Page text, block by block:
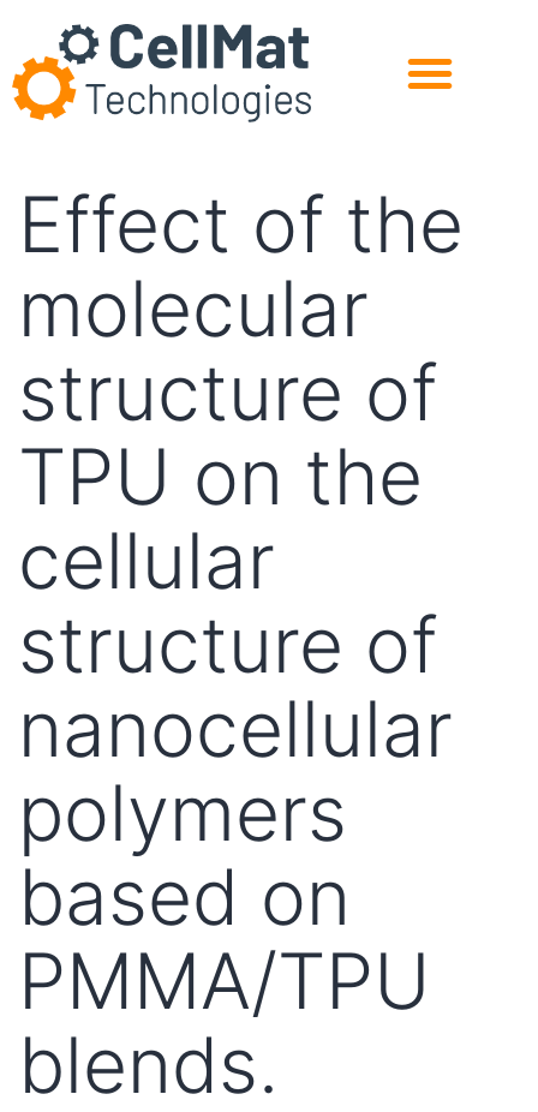
Effect of the
molecular
structure of
TPU on the
cellular
structure of
nanocellular
polymers
based on
PMMA/TPU
blends.